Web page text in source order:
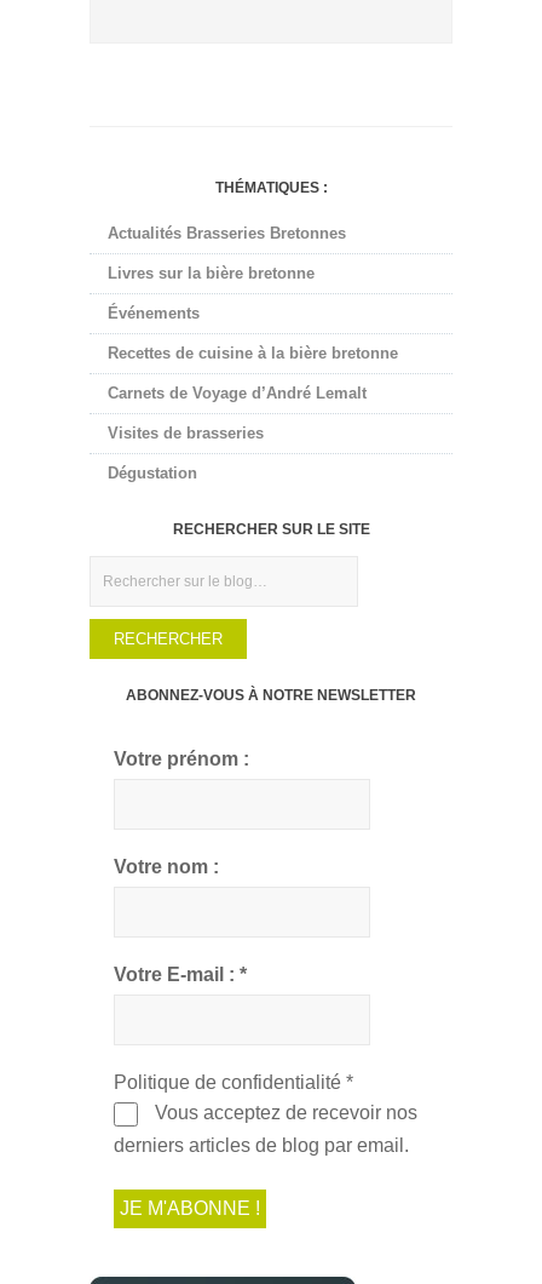
THÉMATIQUES :
Actualités Brasseries Bretonnes
Livres sur la bière bretonne
Événements
Recettes de cuisine à la bière bretonne
Carnets de Voyage d’André Lemalt
Visites de brasseries
Dégustation
RECHERCHER SUR LE SITE
ABONNEZ-VOUS À NOTRE NEWSLETTER
Votre prénom :
Votre nom :
Votre E-mail : *
Politique de confidentialité *
Vous acceptez de recevoir nos
derniers articles de blog par email.